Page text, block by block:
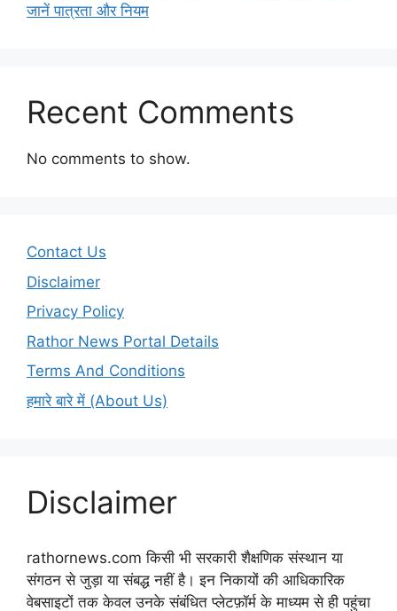
जानें पात्रता और नियम
Recent Comments
No comments to show.
Contact Us
Disclaimer
Privacy Policy
Rathor News Portal Details
Terms And Conditions
हमारे बारे में (About Us)
Disclaimer
rathornews.com किसी भी सरकारी शैक्षणिक संस्थान या
संगठन से जुड़ा या संबद्ध नहीं है। इन निकायों की आधिकारिक
वेबसाइटों तक केवल उनके संबंधित प्लेटफ़ॉर्म के माध्यम से ही पहुंचा